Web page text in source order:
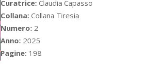
originale
era:
€14.00.
attuale
è:
Curatrice: Claudia Capasso
Collana:Collana Tiresia
Numero: 2
Anno: 2025
Pagine: 198